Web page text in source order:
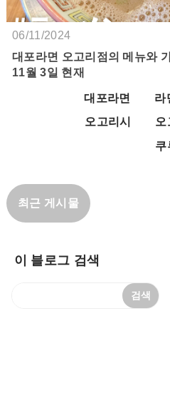
06/11/2024
대포라면 오고리점의 메뉴와
11월 3일 현재
대포라면 라
오고리시
오
쿠
최근 게시물
이 블로그 검색